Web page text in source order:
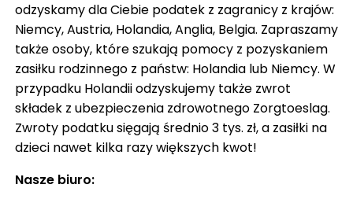
O NAS
KARIERA
DLA FIRM
BLOG
KONTAKT
odzyskamy dla Ciebie podatek z zagranicy z krajów:
Niemcy, Austria, Holandia, Anglia, Belgia. Zapraszamy
także osoby, które szukają pomocy z pozyskaniem
zasiłku rodzinnego z państw: Holandia lub Niemcy. W
przypadku Holandii odzyskujemy także zwrot
składek z ubezpieczenia zdrowotnego Zorgtoeslag.
Zwroty podatku sięgają średnio 3 tys. zł, a zasiłki na
dzieci nawet kilka razy większych kwot!
Nasze biuro: